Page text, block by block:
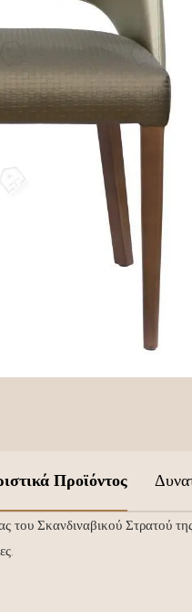
Προϊόντος
Σκανδιναβικού Στρατού